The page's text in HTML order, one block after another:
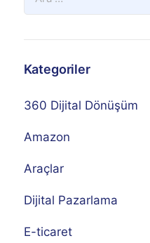
Kategoriler
360 Dijital Dönüşüm
Amazon
Araçlar
Dijital Pazarlama
E-ticaret